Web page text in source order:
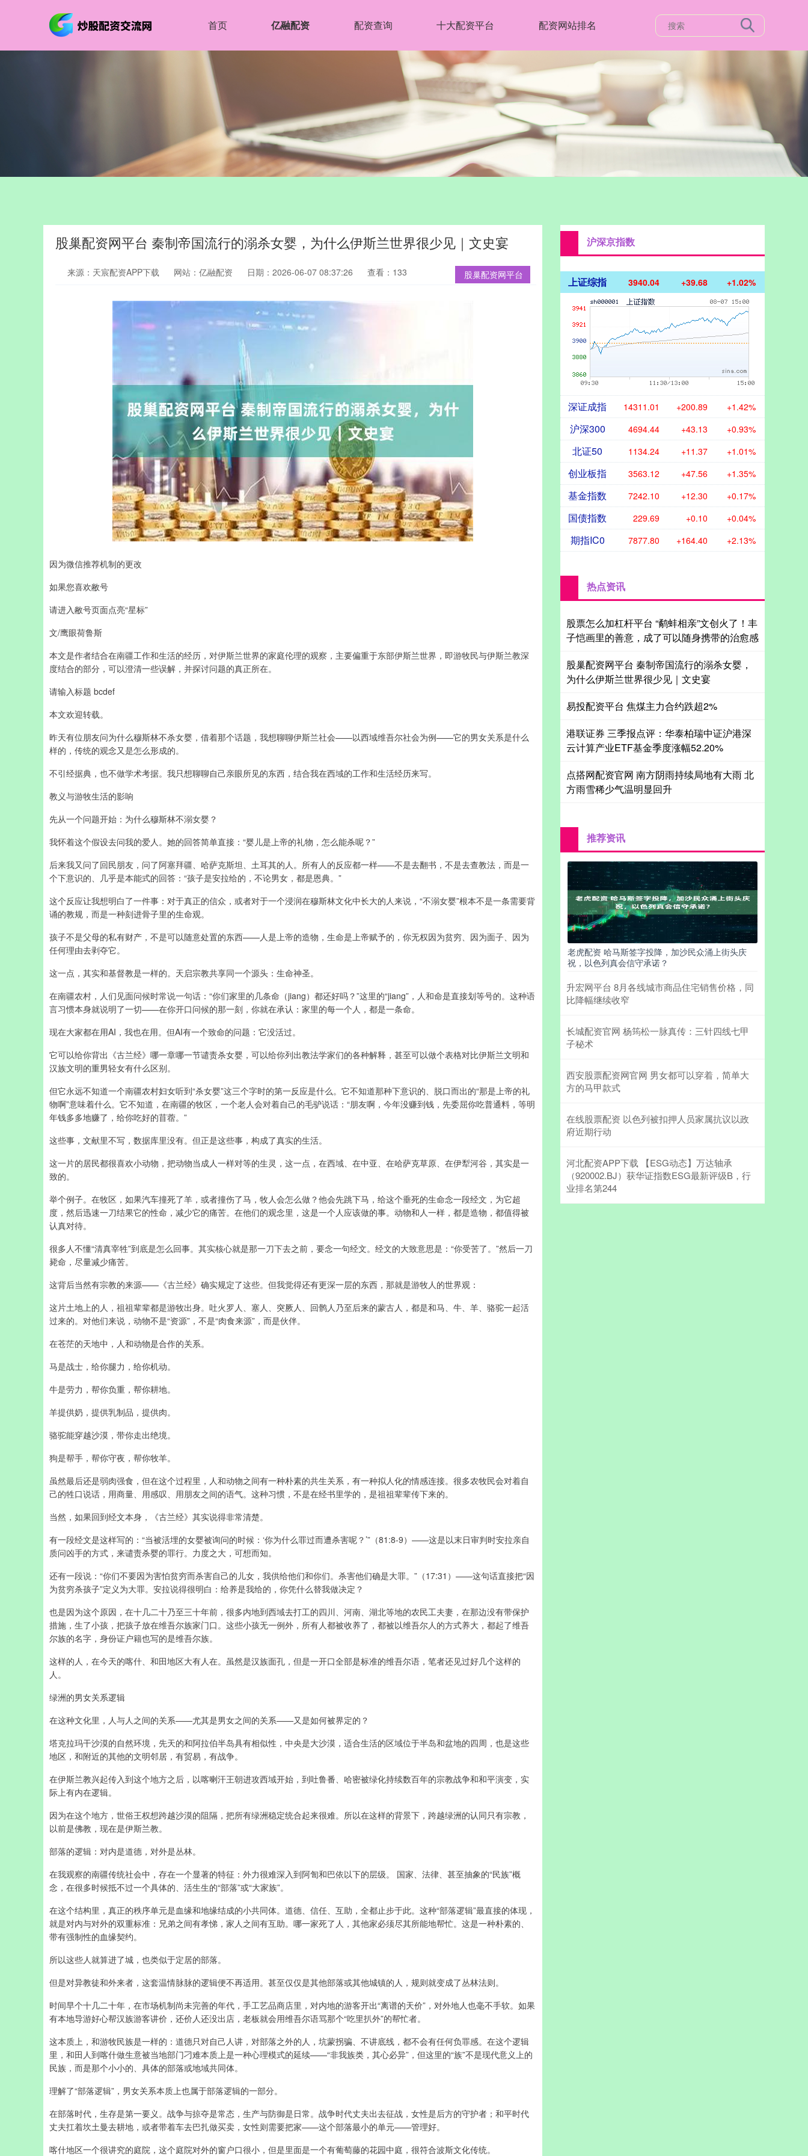
首页 亿融配资 配资查询 十大配资平台 配资网站排名
股巢配资网平台 秦制帝国流行的溺杀女婴，为什么伊斯兰世界很少见｜文史宴
股巢配资网平台
来源：天宸配资APP下载 网站：亿融配资 日期：2026-06-07 08:37:26 查看：133
因为微信推荐机制的更改
如果您喜欢敝号
请进入敝号页面点亮“星标”
文/鹰眼荷鲁斯
本文是作者结合在南疆工作和生活的经历，对伊斯兰世界的家庭伦理的观察，主要偏重于东部伊斯兰世界，即游牧民与伊斯兰教深
度结合的部分，可以澄清一些误解，并探讨问题的真正所在。
请输入标题 bcdef
本文欢迎转载。
昨天有位朋友问为什么穆斯林不杀女婴，借着那个话题，我想聊聊伊斯兰社会——以西域维吾尔社会为例——它的男女关系是什么
样的，传统的观念又是怎么形成的。
不引经据典，也不做学术考据。我只想聊聊自己亲眼所见的东西，结合我在西域的工作和生活经历来写。
教义与游牧生活的影响
先从一个问题开始：为什么穆斯林不溺女婴？
我怀着这个假设去问我的爱人。她的回答简单直接：“婴儿是上帝的礼物，怎么能杀呢？”
后来我又问了回民朋友，问了阿塞拜疆、哈萨克斯坦、土耳其的人。所有人的反应都一样——不是去翻书，不是去查教法，而是一
个下意识的、几乎是本能式的回答：“孩子是安拉给的，不论男女，都是恩典。”
这个反应让我想明白了一件事：对于真正的信众，或者对于一个浸润在穆斯林文化中长大的人来说，“不溺女婴”根本不是一条需要背
诵的教规，而是一种刻进骨子里的生命观。
孩子不是父母的私有财产，不是可以随意处置的东西——人是上帝的造物，生命是上帝赋予的，你无权因为贫穷、因为面子、因为
任何理由去剥夺它。
这一点，其实和基督教是一样的。天启宗教共享同一个源头：生命神圣。
在南疆农村，人们见面问候时常说一句话：“你们家里的几条命（jiang）都还好吗？”这里的“jiang”，人和命是直接划等号的。这种语
言习惯本身就说明了一切——在你开口问候的那一刻，你就在承认：家里的每一个人，都是一条命。
现在大家都在用AI，我也在用。但AI有一个致命的问题：它没活过。
它可以给你背出《古兰经》哪一章哪一节谴责杀女婴，可以给你列出教法学家们的各种解释，甚至可以做个表格对比伊斯兰文明和
汉族文明的重男轻女有什么区别。
但它永远不知道一个南疆农村妇女听到“杀女婴”这三个字时的第一反应是什么。它不知道那种下意识的、脱口而出的“那是上帝的礼
物啊”意味着什么。它不知道，在南疆的牧区，一个老人会对着自己的毛驴说话：“朋友啊，今年没赚到钱，先委屈你吃普通料，等明
年钱多多地赚了，给你吃好的苜蓿。”
这些事，文献里不写，数据库里没有。但正是这些事，构成了真实的生活。
这一片的居民都很喜欢小动物，把动物当成人一样对等的生灵，这一点，在西域、在中亚、在哈萨克草原、在伊犁河谷，其实是一
致的。
举个例子。在牧区，如果汽车撞死了羊，或者撞伤了马，牧人会怎么做？他会先跳下马，给这个垂死的生命念一段经文，为它超
度，然后迅速一刀结果它的性命，减少它的痛苦。在他们的观念里，这是一个人应该做的事。动物和人一样，都是造物，都值得被
认真对待。
很多人不懂“清真宰牲”到底是怎么回事。其实核心就是那一刀下去之前，要念一句经文。经文的大致意思是：“你受苦了。”然后一刀
毙命，尽量减少痛苦。
这背后当然有宗教的来源——《古兰经》确实规定了这些。但我觉得还有更深一层的东西，那就是游牧人的世界观：
这片土地上的人，祖祖辈辈都是游牧出身。吐火罗人、塞人、突厥人、回鹘人乃至后来的蒙古人，都是和马、牛、羊、骆驼一起活
过来的。对他们来说，动物不是“资源”，不是“肉食来源”，而是伙伴。
在苍茫的天地中，人和动物是合作的关系。
马是战士，给你腿力，给你机动。
牛是劳力，帮你负重，帮你耕地。
羊提供奶，提供乳制品，提供肉。
骆驼能穿越沙漠，带你走出绝境。
狗是帮手，帮你守夜，帮你牧羊。
虽然最后还是弱肉强食，但在这个过程里，人和动物之间有一种朴素的共生关系，有一种拟人化的情感连接。很多农牧民会对着自
己的牲口说话，用商量、用感叹、用朋友之间的语气。这种习惯，不是在经书里学的，是祖祖辈辈传下来的。
当然，如果回到经文本身，《古兰经》其实说得非常清楚。
有一段经文是这样写的：“当被活埋的女婴被询问的时候：‘你为什么罪过而遭杀害呢？’”（81:8-9）——这是以末日审判时安拉亲自
质问凶手的方式，来谴责杀婴的罪行。力度之大，可想而知。
还有一段说：“你们不要因为害怕贫穷而杀害自己的儿女，我供给他们和你们。杀害他们确是大罪。”（17:31）——这句话直接把“因
为贫穷杀孩子”定义为大罪。安拉说得很明白：给养是我给的，你凭什么替我做决定？
也是因为这个原因，在十几二十乃至三十年前，很多内地到西域去打工的四川、河南、湖北等地的农民工夫妻，在那边没有带保护
措施，生了小孩，把孩子放在维吾尔族家门口。这些小孩无一例外，所有人都被收养了，都被以维吾尔人的方式养大，都起了维吾
尔族的名字，身份证户籍也写的是维吾尔族。
这样的人，在今天的喀什、和田地区大有人在。虽然是汉族面孔，但是一开口全部是标准的维吾尔语，笔者还见过好几个这样的
人。
绿洲的男女关系逻辑
在这种文化里，人与人之间的关系——尤其是男女之间的关系——又是如何被界定的？
塔克拉玛干沙漠的自然环境，先天的和阿拉伯半岛具有相似性，中央是大沙漠，适合生活的区域位于半岛和盆地的四周，也是这些
地区，和附近的其他的文明邻居，有贸易，有战争。
在伊斯兰教兴起传入到这个地方之后，以喀喇汗王朝进攻西域开始，到吐鲁番、哈密被绿化持续数百年的宗教战争和和平演变，实
际上有内在逻辑。
因为在这个地方，世俗王权想跨越沙漠的阻隔，把所有绿洲稳定统合起来很难。所以在这样的背景下，跨越绿洲的认同只有宗教，
以前是佛教，现在是伊斯兰教。
部落的逻辑：对内是道德，对外是丛林。
在我观察的南疆传统社会中，存在一个显著的特征：外力很难深入到阿訇和巴依以下的层级。 国家、法律、甚至抽象的“民族”概
念，在很多时候抵不过一个具体的、活生生的“部落”或“大家族”。
在这个结构里，真正的秩序单元是血缘和地缘结成的小共同体。道德、信任、互助，全都止步于此。这种“部落逻辑”最直接的体现，
就是对内与对外的双重标准：兄弟之间有孝悌，家人之间有互助。哪一家死了人，其他家必须尽其所能地帮忙。这是一种朴素的、
带有强制性的血缘契约。
所以这些人就算进了城，也类似于定居的部落。
但是对异教徒和外来者，这套温情脉脉的逻辑便不再适用。甚至仅仅是其他部落或其他城镇的人，规则就变成了丛林法则。
时间早个十几二十年，在市场机制尚未完善的年代，手工艺品商店里，对内地的游客开出“离谱的天价”，对外地人也毫不手软。如果
有本地导游好心帮汉族游客讲价，还价人还没出店，老板就会用维吾尔语骂那个“吃里扒外”的帮忙者。
这本质上，和游牧民族是一样的：道德只对自己人讲，对部落之外的人，坑蒙拐骗、不讲底线，都不会有任何负罪感。在这个逻辑
里，和田人到喀什做生意被当地部门刁难本质上是一种心理模式的延续——“非我族类，其心必异”，但这里的“族”不是现代意义上的
民族，而是那个小小的、具体的部落或地域共同体。
理解了“部落逻辑”，男女关系本质上也属于部落逻辑的一部分。
在部落时代，生存是第一要义。战争与掠夺是常态，生产与防御是日常。战争时代丈夫出去征战，女性是后方的守护者；和平时代
丈夫扛着坎土曼去耕地，或者带着车去巴扎做买卖，女性则需要把家——这个部落最小的单元——管理好。
喀什地区一个很讲究的庭院，这个庭院对外的窗户口很小，但是里面是一个有葡萄藤的花园中庭，很符合波斯文化传统。
沪深京指数
上证综指 3940.04 +39.68 +1.02%
深证成指 14311.01 +200.89 +1.42%
沪深300 4694.44 +43.13 +0.93%
北证50 1134.24 +11.37 +1.01%
创业板指 3563.12 +47.56 +1.35%
基金指数 7242.10 +12.30 +0.17%
国债指数 229.69 +0.10 +0.04%
期指IC0 7877.80 +164.40 +2.13%
热点资讯
股票怎么加杠杆平台 “鹬蚌相亲”文创火了！丰
子恺画里的善意，成了可以随身携带的治愈感
股巢配资网平台 秦制帝国流行的溺杀女婴，
为什么伊斯兰世界很少见｜文史宴
易投配资平台 焦煤主力合约跌超2%
港联证券 三季报点评：华泰柏瑞中证沪港深
云计算产业ETF基金季度涨幅52.20%
点搭网配资官网 南方阴雨持续局地有大雨 北
方雨雪稀少气温明显回升
推荐资讯
老虎配资 哈马斯签字投降，加沙民众涌上街头庆
祝，以色列真会信守承诺？
升宏网平台 8月各线城市商品住宅销售价格，同
比降幅继续收窄
长城配资官网 杨筠松一脉真传：三针四线七甲
子秘术
西安股票配资网官网 男女都可以穿着，简单大
方的马甲款式
在线股票配资 以色列被扣押人员家属抗议以政
府近期行动
河北配资APP下载 【ESG动态】万达轴承
（920002.BJ）获华证指数ESG最新评级B，行
业排名第244